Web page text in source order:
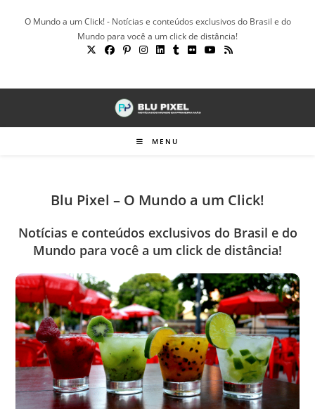
O Mundo a um Click! - Notícias e conteúdos exclusivos do Brasil e do
Mundo para você a um click de distância!
MENU
Blu Pixel – O Mundo a um Click!
Notícias e conteúdos exclusivos do Brasil e do
Mundo para você a um click de distância!